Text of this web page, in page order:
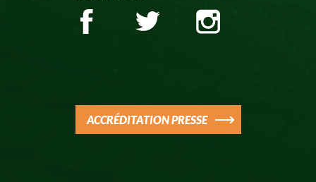
ACCRÉDITATION PRESSE